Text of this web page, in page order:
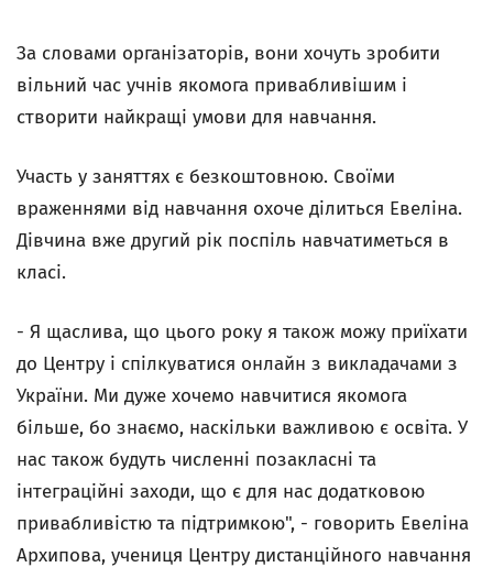
За словами організаторів, вони хочуть зробити
вільний час учнів якомога привабливішим і
створити найкращі умови для навчання.
Участь у заняттях є безкоштовною. Своїми
враженнями від навчання охоче ділиться Евеліна.
Дівчина вже другий рік поспіль навчатиметься в
класі.
- Я щаслива, що цього року я також можу приїхати
до Центру і спілкуватися онлайн з викладачами з
України. Ми дуже хочемо навчитися якомога
більше, бо знаємо, наскільки важливою є освіта. У
нас також будуть численні позакласні та
інтеграційні заходи, що є для нас додатковою
привабливістю та підтримкою", - говорить Евеліна
Архипова, учениця Центру дистанційного навчання